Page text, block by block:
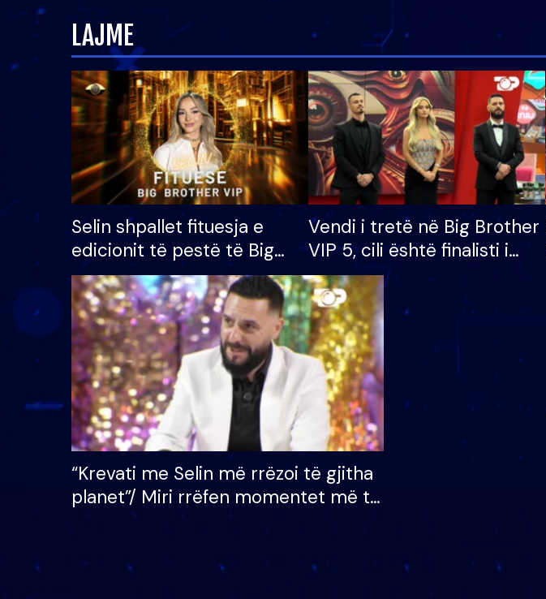
LAJME
Selin shpallet fituesja e
edicionit të pestë të Big
Brother VIP, rrëmben
çmimin e madh prej 100
mijë eurosh
Vendi i tretë në Big Brother
VIP 5, cili është finalisti i
radhës që lë shtëpinë
“Krevati me Selin më rrëzoi të gjitha
planet”/ Miri rrëfen momentet më të
bukura në shtëpinë e BB VIP: Do më